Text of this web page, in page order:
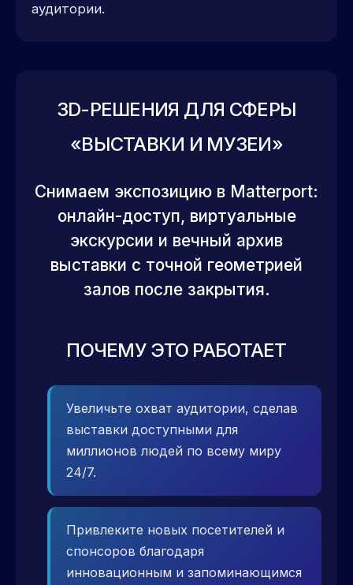
аудитории.
3D-РЕШЕНИЯ ДЛЯ СФЕРЫ
«ВЫСТАВКИ И МУЗЕИ»
Снимаем экспозицию в Matterport:
онлайн-доступ, виртуальные
экскурсии и вечный архив
выставки с точной геометрией
залов после закрытия.
ПОЧЕМУ ЭТО РАБОТАЕТ
Увеличьте охват аудитории, сделав
выставки доступными для
миллионов людей по всему миру
24/7.
Привлеките новых посетителей и
спонсоров благодаря
инновационным и запоминающимся